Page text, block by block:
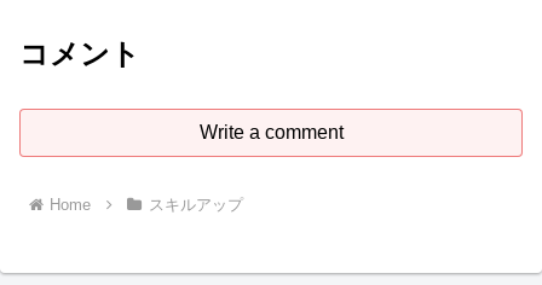
コメント
Write a comment
Home スキルアップ